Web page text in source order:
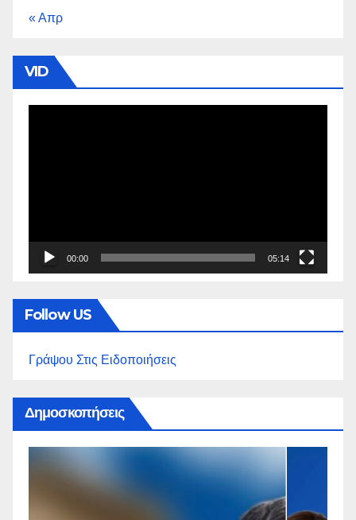
« Απρ
VID
00:00 05:14
Follow US
Γράψου Στις Ειδοποιήσεις
Δημοσκοπήσεις